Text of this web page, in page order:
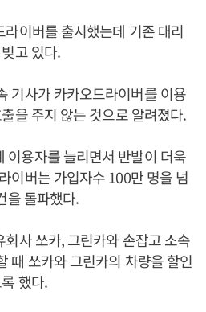
이버를 출시했는데 기존 대리
고 있다.
기사가 카카오드라이버를 이용
을 주지 않는 것으로 알려졌다.
이용자를 늘리면서 반발이 더욱
이버는 가입자수 100만 명을 넘
을 돌파했다.
사 쏘카, 그린카와 손잡고 소속
때 쏘카와 그린카의 차량을 할인
했다.